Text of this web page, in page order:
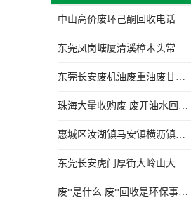
废三氯乙烯回收
废混合溶剂回收
中山高价废环己酮回收电话
东莞凤岗塘厦清溪樟木头常平废液压油 废火花机油 废 废切削油 废齿轮油 废导轨油 废螺杆油
东莞长安废机油废重油废甘油废矿物油废燃料油废废润滑油废火花机油废油废齿轮油
珠海大量收购废 废开油水回收废酒精废废乙酯胶水废洗枪水废开油水废二废三氯丁脂乙脂废甲
惠城区汝湖镇马安镇横沥镇芦洲镇 惠阳新圩镇镇镇沙田镇废机油废液压油废润滑油废废火花机油废白电油废废齿轮油废白矿油废变压器油废燃料油
东莞长安虎门厚街大岭山大量回收废开油水废洗枪水废稀释剂
废*是什么 废*回收是环保事业吗